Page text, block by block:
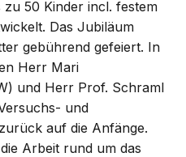
50 Kinder incl. festem
Das Jubiläum
gebührend gefeiert. In
Herr Mari
und Herr Prof. Schraml
und
auf die Anfänge.
Arbeit rund um das